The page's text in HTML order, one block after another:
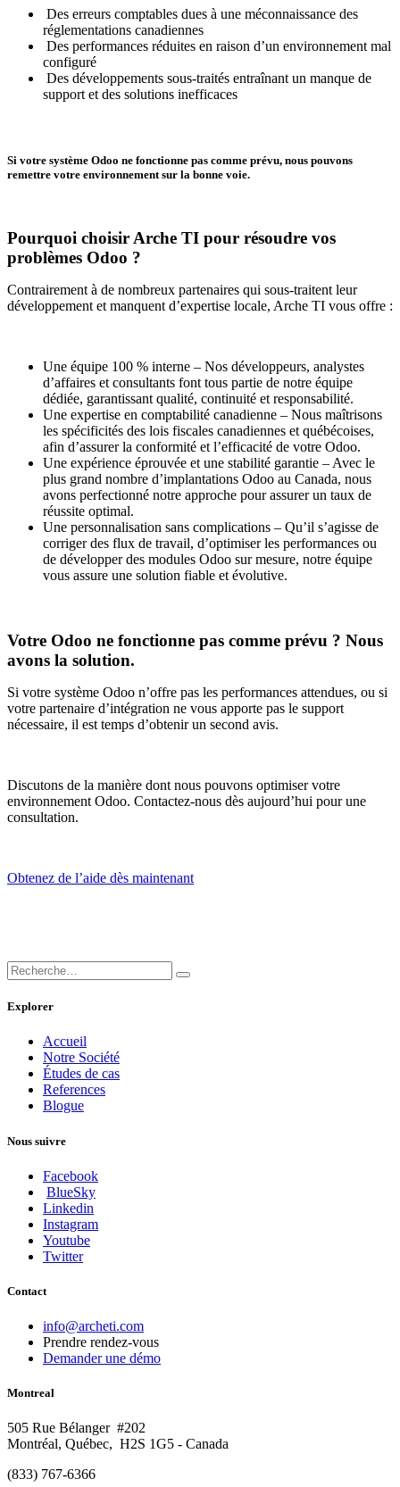
️ Des erreurs comptables dues à une méconnaissance des
réglementations canadiennes
Des performances réduites en raison d’un environnement mal
configuré
Des développements sous-traités entraînant un manque de
support et des solutions inefficaces
Si votre système Odoo ne fonctionne pas comme prévu, nous pouvons
remettre votre environnement sur la bonne voie.
Pourquoi choisir Arche TI pour résoudre vos
problèmes Odoo ?
Contrairement à de nombreux partenaires qui sous-traitent leur
développement et manquent d’expertise locale, Arche TI vous offre :
Une équipe 100 % interne – Nos développeurs, analystes
d’affaires et consultants font tous partie de notre équipe
dédiée, garantissant qualité, continuité et responsabilité.
Une expertise en comptabilité canadienne – Nous maîtrisons
les spécificités des lois fiscales canadiennes et québécoises,
afin d’assurer la conformité et l’efficacité de votre Odoo.
Une expérience éprouvée et une stabilité garantie – Avec le
plus grand nombre d’implantations Odoo au Canada, nous
avons perfectionné notre approche pour assurer un taux de
réussite optimal.
Une personnalisation sans complications – Qu’il s’agisse de
corriger des flux de travail, d’optimiser les performances ou
de développer des modules Odoo sur mesure, notre équipe
vous assure une solution fiable et évolutive.
Votre Odoo ne fonctionne pas comme prévu ? Nous
avons la solution.
Si votre système Odoo n’offre pas les performances attendues, ou si
votre partenaire d’intégration ne vous apporte pas le support
nécessaire, il est temps d’obtenir un second avis.
Discutons de la manière dont nous pouvons optimiser votre
environnement Odoo. Contactez-nous dès aujourd’hui pour une
consultation.
Obtenez de l’aide dès maintenant
Explorer
Accueil
Notre Société
Études de cas
References
Blogue
Nous suivre
Facebook
BlueSky
Linkedin
Instagram
Youtube
Twitter
Contact
info@archeti.com
Prendre rendez-vous
Demander une démo
Montreal
505 Rue Bélanger #202
Montréal, Québec, H2S 1G5 - Canada
(833) 767-6366